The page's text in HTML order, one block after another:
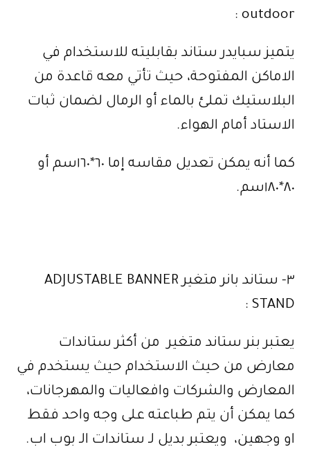
outdoor :
يتميز سبايدر ستاند بقابليته للاستخدام في
الاماكن المفتوحة، حيث تأتي معه قاعدة من
البلاستيك تملئ بالماء أو الرمال لضمان ثبات
الاستاد أمام الهواء.
كما أنه يمكن تعديل مقاسه إما ٦٠*١٦٠سم أو
٨٠*١٨٠سم.
٣- ستاند بانر متغير ADJUSTABLE BANNER
STAND :
يعتبر بنر ستاند متغير من أكثر ستاندات
معارض من حيث الاستخدام حيث يستخدم في
المعارض والشركات وافعاليات والمهرجانات،
كما يمكن أن يتم طباعته على وجه واحد فقط
او وجهين، ويعتبر بديل لـ ستاندات الـ بوب اب.